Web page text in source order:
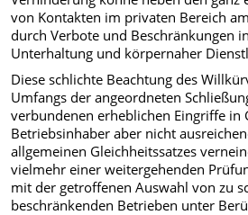
von Kontakten im privaten Bereich
durch Verbote und Beschränkungen
Unterhaltung und körpernaher
Diese schlichte Beachtung des
Umfangs der angeordneten
verbundenen erheblichen Eingriffe in
Betriebsinhaber aber nicht
allgemeinen Gleichheitssatzes
vielmehr einer weitergehenden
mit der getroffenen Auswahl von zu
beschränkenden Betrieben unter